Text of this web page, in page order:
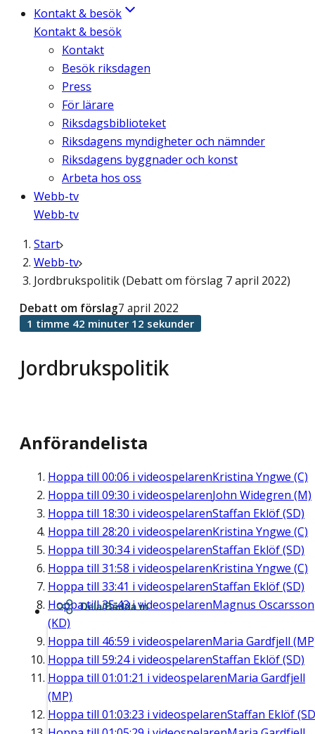
Kontakt & besök
Kontakt & besök
Kontakt
Besök riksdagen
Press
För lärare
Riksdagsbiblioteket
Riksdagens myndigheter och nämnder
Riksdagens byggnader och konst
Arbeta hos oss
Webb-tv
Webb-tv
Start
Webb-tv
Jordbrukspolitik (Debatt om förslag 7 april 2022)
Jordbrukspolitik
Debatt om förslag7 april 2022
1 timme 42 minuter 12 sekunder
Anförandelista
Hoppa till 00:06 i videospelarenKristina Yngwe (C)
Hoppa till 09:30 i videospelarenJohn Widegren (M)
Hoppa till 18:30 i videospelarenStaffan Eklöf (SD)
Hoppa till 28:20 i videospelarenKristina Yngwe (C)
Hoppa till 30:34i videospelarenStaffan Eklöf (SD)
Hoppa till 31:58 i videospelarenKristina Yngwe (C)
Hoppa till 33:41 i videospelarenStaffan Eklöf (SD)
Hoppa till35:43i videospelarenMagnus Oscarsson
(KD)
Hoppa till 46:59 i videospelarenMaria Gardfjell
Hoppa till 59:24i videospelarenStaffan Eklöf (SD)
Hoppa till 01:01:21 i videospelarenMaria Gardfjell
(MP)
Hoppa till 01:03:23 i videospelarenStaffan Eklöf
Dela/Bädda in